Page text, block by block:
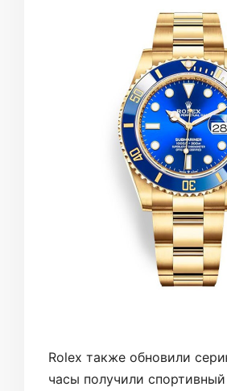
Rolex также обновили
часы получили